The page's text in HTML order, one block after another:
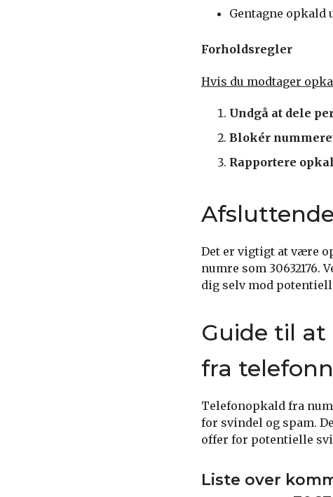
Gentagne opkald
Forholdsregler
Hvis du modtager
Undgå at dele
Blokér
Rapportere
Det er vigtigt at være
numre som
dig selv mod
Guide til
fra
Telefonopkald fra
for svindel og spam.
offer for potentielle
Liste over